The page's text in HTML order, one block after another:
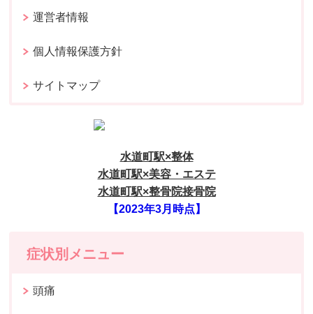
運営者情報
個人情報保護方針
サイトマップ
水道町駅×整体
水道町駅×美容・エステ
水道町駅×整骨院接骨院
【2023年3月時点】
症状別メニュー
頭痛